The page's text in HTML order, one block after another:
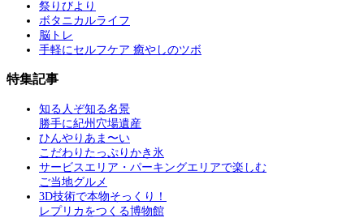
祭りびより
ボタニカルライフ
脳トレ
手軽にセルフケア 癒やしのツボ
特集記事
知る人ぞ知る名景
勝手に紀州穴場遺産
ひんやりあま〜い
こだわりたっぷりかき氷
サービスエリア・パーキングエリアで楽しむ
ご当地グルメ
3D技術で本物そっくり！
レプリカをつくる博物館